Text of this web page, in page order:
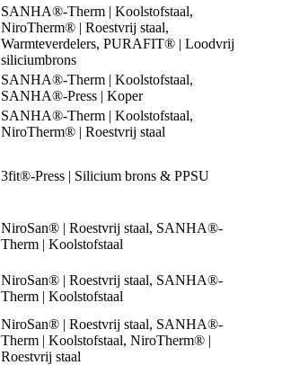
SANHA®-Therm | Koolstofstaal,
NiroTherm® | Roestvrij staal,
Warmteverdelers, PURAFIT® | Loodvrij
siliciumbrons
SANHA®-Therm | Koolstofstaal,
SANHA®-Press | Koper
SANHA®-Therm | Koolstofstaal,
NiroTherm® | Roestvrij staal
3fit®-Press | Silicium brons & PPSU
NiroSan® | Roestvrij staal, SANHA®-
Therm | Koolstofstaal
NiroSan® | Roestvrij staal, SANHA®-
Therm | Koolstofstaal
NiroSan® | Roestvrij staal, SANHA®-
Therm | Koolstofstaal, NiroTherm® |
Roestvrij staal